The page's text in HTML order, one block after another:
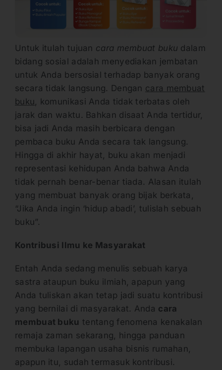
Untuk itulah tujuan cara membuat buku dalam
bidang sosial adalah menyediakan jembatan
untuk Anda bersosial terhadap banyak orang
secara tidak langsung. Dengan cara membuat
buku, komunikasi Anda tidak terbatas oleh
jarak dan waktu. Bahkan disaat Anda tertidur,
bisa jadi Anda masih berbicara dengan
pembaca buku Anda secara tak langsung.
Hingga di akhir hayat, buku akan menjadi
representasi kehidupan Anda bahwa Anda
tidak pernah benar-benar tiada. Alasan itulah
yang membuat banyak orang bijak berkata,
“Jika Anda ingin ‘hidup abadi’, tulislah sebuah
buku”.
Kontribusi Ilmu ke Masyarakat
Entah Anda sedang menulis sebuah karya
sastra ataupun buku ilmiah, apapun yang
Anda tuliskan akan tetap jadi suatu kontribusi
yang bernilai di masyarakat. Anda cara
membuat buku tentang fenomena kenakalan
remaja zaman sekarang, hingga panduan
membuka lapangan usaha bisnis rumahan,
apapun itu, sudah termasuk kontribusi.